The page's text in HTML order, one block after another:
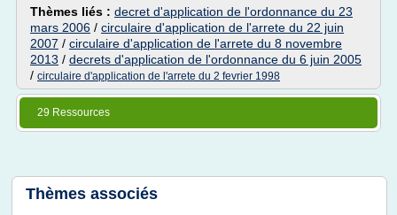
Thèmes liés : decret d'application de l'ordonnance du 23
mars 2006 / circulaire d'application de l'arrete du 22 juin
2007 / circulaire d'application de l'arrete du 8 novembre
2013 / decrets d'application de l'ordonnance du 6 juin 2005
/ circulaire d'application de l'arrete du 2 fevrier 1998
29 Ressources
Thèmes associés